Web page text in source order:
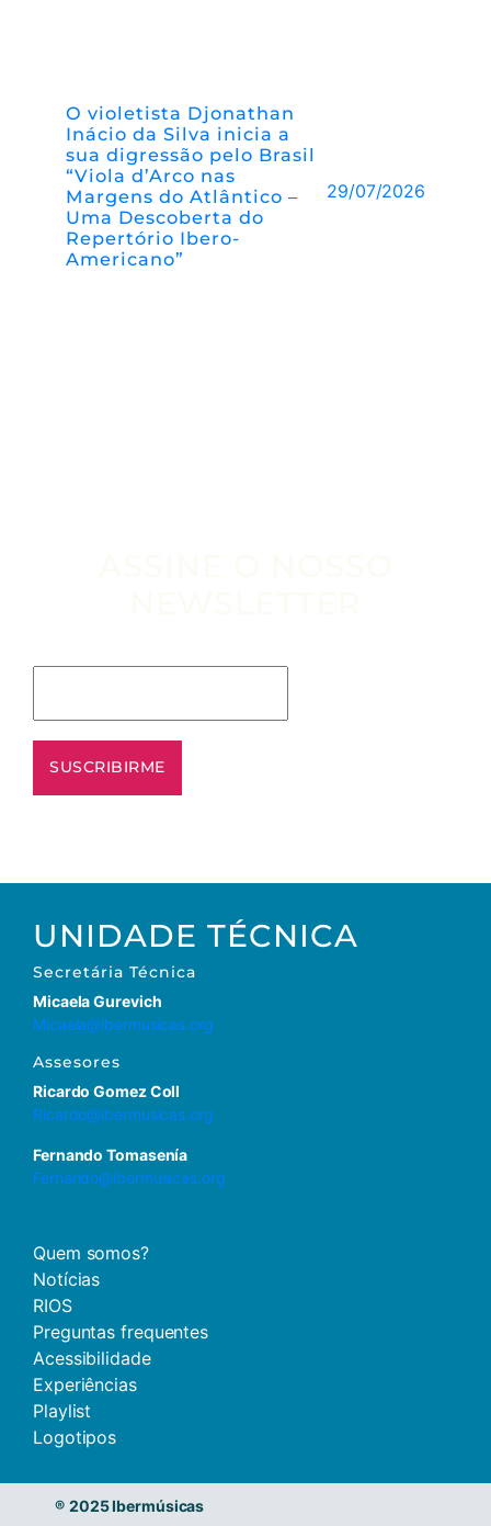
O violetista Djonathan
Inácio da Silva inicia a
sua digressão pelo Brasil
“Viola d’Arco nas
Margens do Atlântico –
Uma Descoberta do
Repertório Ibero-
Americano”
29/07/2026
UNIDADE TÉCNICA
Secretária Técnica
Micaela Gurevich
Micaela@ibermusicas.org
Assesores
Ricardo Gomez Coll
Ricardo@ibermusicas.org
Fernando Tomasenía
Fernando@ibermusicas.org
Quem somos?
Notícias
RIOS
Preguntas frequentes
Acessibilidade
Experiências
Playlist
Logotipos
® 2025 Ibermúsicas